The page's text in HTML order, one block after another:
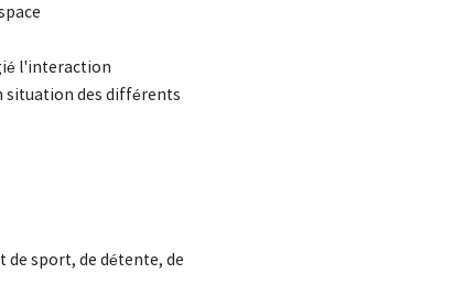
l'interaction
situation des différents
de sport, de détente, de